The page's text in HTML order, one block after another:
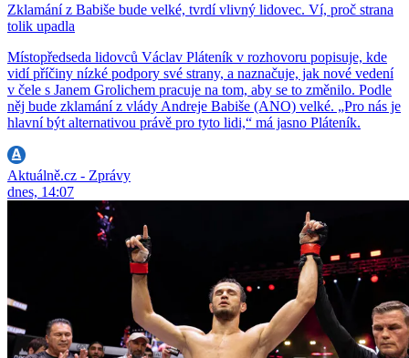
Zklamání z Babiše bude velké, tvrdí vlivný lidovec. Ví, proč strana
tolik upadla
Místopředseda lidovců Václav Pláteník v rozhovoru popisuje, kde
vidí příčiny nízké podpory své strany, a naznačuje, jak nové vedení
v čele s Janem Grolichem pracuje na tom, aby se to změnilo. Podle
něj bude zklamání z vlády Andreje Babiše (ANO) velké. „Pro nás je
hlavní být alternativou právě pro tyto lidi,“ má jasno Pláteník.
Aktuálně.cz - Zprávy
dnes, 14:07